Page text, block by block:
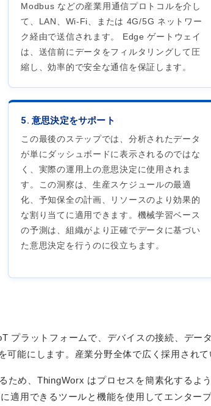
Modbus などの産業用通信プロトコルを介し
て、LAN、Wi-Fi、または 4G/5G ネットワー
ク経由で送信されます。 Edge ゲートウェイ
は、送信前にデータをフィルタリングして圧
縮し、効率的で安全な通信を保証します。
5. 意思決定をサポート
この最後のステップでは、分析されたデータ
が単にダッシュボードに表示されるのではな
く、実際の運用上の意思決定に使用されま
す。この洞察は、生産スケジュールの最適
化、予知保全の計画、リソースのより効果的
な割り当てに適用できます。機械学習ベース
の予測は、組織がより正確でデータに基づい
た意思決定を行うのに役立ちます。
プラットフォームで、デバイスの接続、デー
能にします。産業分野全体で広く採用されて
ため、ThingWorx はプロセスを簡素化するよ
適用できるツールと機能を使用してエンター